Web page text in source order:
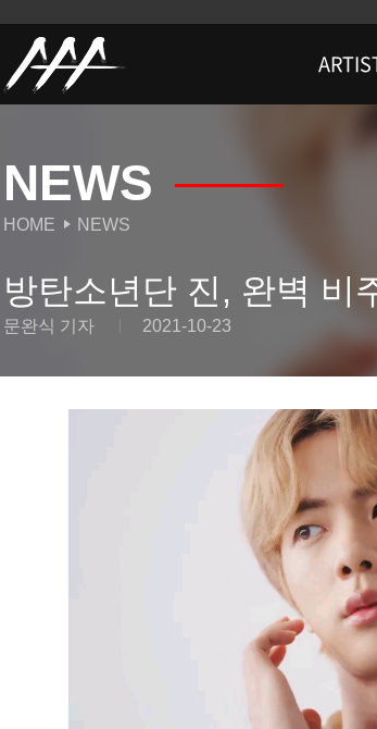
NEWS
HOME NEWS
방탄소년단 진, 완벽 비
문완식 기자 2021-10-23